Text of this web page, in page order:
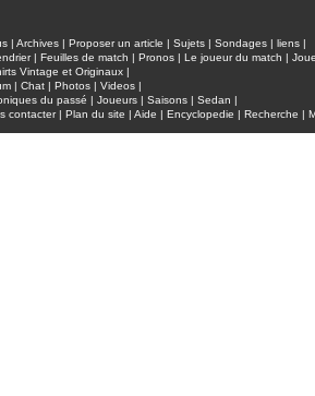
| Archives | Proposer un article | Sujets | Sondages | liens |
| Feuilles de match | Pronos | Le joueur du match |
Vintage et Originaux |
| Chat | Photos | Videos |
du passé | Joueurs | Saisons | Sedan |
contacter| Plan du site | Aide | Encyclopedie | Recherche |